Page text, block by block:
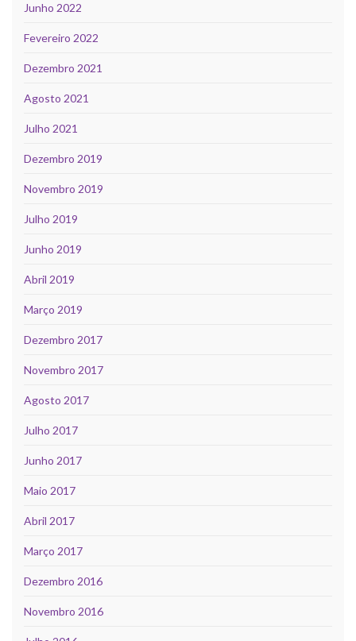
Junho 2022
Fevereiro 2022
Dezembro 2021
Agosto 2021
Julho 2021
Dezembro 2019
Novembro 2019
Julho 2019
Junho 2019
Abril 2019
Março 2019
Dezembro 2017
Novembro 2017
Agosto 2017
Julho 2017
Junho 2017
Maio 2017
Abril 2017
Março 2017
Dezembro 2016
Novembro 2016